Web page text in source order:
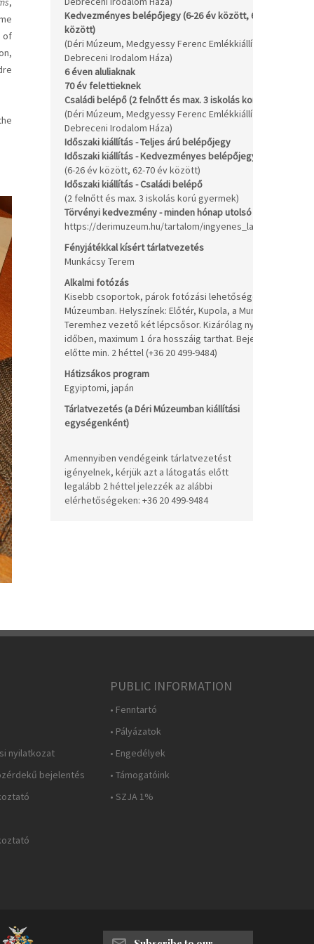
of
Kedvezményes belépőjegy (6-26 év között, 62-70 év
között)
(Déri Múzeum, Medgyessy Ferenc Emlékkiállítás,
Debreceni Irodalom Háza)
6 éven aluliaknak
70 év felettieknek
Családi belépő (2 felnőtt és max. 3 iskolás korú gyermek)
(Déri Múzeum, Medgyessy Ferenc Emlékkiállítás,
Debreceni Irodalom Háza)
Időszaki kiállítás - Teljes árú belépőjegy
Időszaki kiállítás - Kedvezményes belépőjegy
(6-26 év között, 62-70 év között)
Időszaki kiállítás - Családi belépő
(2 felnőtt és max. 3 iskolás korú gyermek)
Törvényi kedvezmény - minden hónap utolsó vasárnapján
https://derimuzeum.hu/tartalom/ingyenes_latogatok.pdf
Fényjátékkal kísért tárlatvezetés
Munkácsy Terem
Alkalmi fotózás
Kisebb csoportok, párok fotózási lehetősége a Déri
Múzeumban. Helyszínek: Előtér, Kupola, a Munkácsy
Teremhez vezető két lépcsősor. Kizárólag nyitva tartási
időben, maximum 1 óra hosszáig tarthat. Bejelentkezés:
előtte min. 2 héttel (+36 20 499-9484)
Hátizsákos program
Egyiptomi, japán
Tárlatvezetés (a Déri Múzeumban kiállítási
egységenként)
Amennyiben vendégeink tárlatvezetést
igényelnek, kérjük azt a látogatás előtt
legalább 2 héttel jelezzék az alábbi
elérhetőségeken: +36 20 499-9484
nyilatkozat
bejelentés
PUBLIC INFORMATION
• Fenntartó
• Pályázatok
• Engedélyek
• Támogatóink
• SZJA 1%